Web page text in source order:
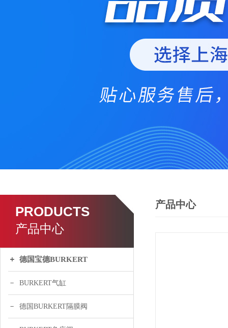
PRODUCTS
产品中心
德国宝德BURKERT
BURKERT气缸
德国BURKERT隔膜阀
产品中心